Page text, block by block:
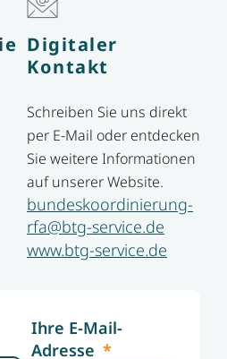
Ihre E-Mail-
Adresse
Digitaler
Kontakt
Schreiben Sie uns direkt
per E-Mail oder entdecken
Sie weitere Informationen
auf unserer Website.
bundeskoordinierung-
rfa@btg-service.de
www.btg-service.de